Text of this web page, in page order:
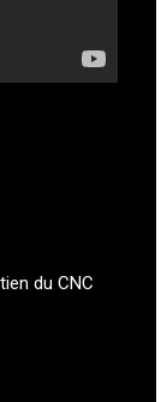
du CNC